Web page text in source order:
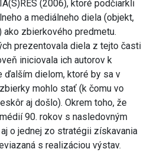
(2006), ktoré podčiarkli
a mediálneho diela (objekt,
ako zbierkového predmetu.
prezentovala diela z tejto časti
iniciovala ich autorov k
ďalším dielom, ktoré by sa v
mohlo stať (k čomu vo
aj došlo). Okrem toho, že
90. rokov s nasledovným
o jednej zo stratégii získavania
s realizáciou výstav.